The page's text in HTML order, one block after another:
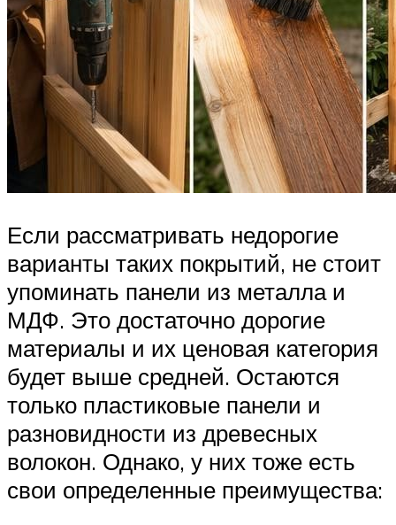
Если рассматривать недорогие
варианты таких покрытий, не стоит
упоминать панели из металла и
МДФ. Это достаточно дорогие
материалы и их ценовая категория
будет выше средней. Остаются
только пластиковые панели и
разновидности из древесных
волокон. Однако, у них тоже есть
свои определенные преимущества: